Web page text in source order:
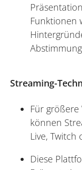
Funktionen
Streaming-
Für
können
Live, Twitch
Diese